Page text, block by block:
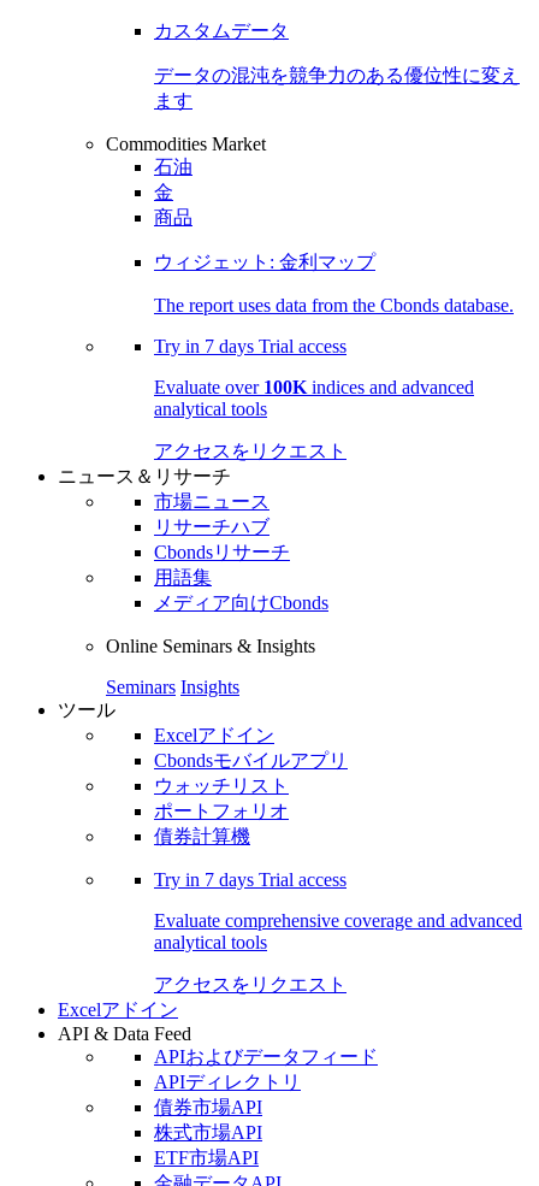
カスタムデータ
データの混沌を競争力のある優位性に変え
ます
Commodities Market
石油
金
商品
ウィジェット: 金利マップ
The report uses data from the Cbonds database.
Try in 7 days Trial access
Evaluate over 100K indices and advanced
analytical tools
アクセスをリクエスト
ニュース＆リサーチ
市場ニュース
リサーチハブ
Cbondsリサーチ
用語集
メディア向けCbonds
Online Seminars & Insights
Seminars Insights
ツール
Excelアドイン
Cbondsモバイルアプリ
ウォッチリスト
ポートフォリオ
債券計算機
Try in 7 days Trial access
Evaluate comprehensive coverage and advanced
analytical tools
アクセスをリクエスト
Excelアドイン
API & Data Feed
APIおよびデータフィード
APIディレクトリ
債券市場API
株式市場API
ETF市場API